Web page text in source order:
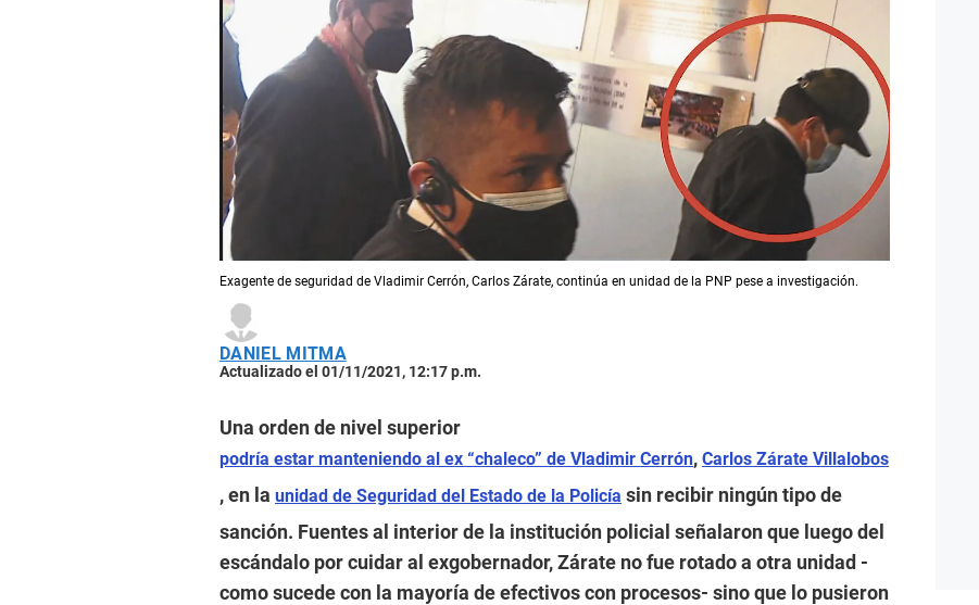
Exagente de seguridad de Vladimir Cerrón, Carlos Zárate, continúa en unidad de la PNP pese a investigación.
DANIEL MITMA
Actualizado el 01/11/2021, 12:17 p.m.
Una orden de nivel superior
podría estar manteniendo al ex “chaleco” de Vladimir Cerrón, Carlos Zárate Villalobos
, en la unidad de Seguridad del Estado de la Policía sin recibir ningún tipo de
sanción. Fuentes al interior de la institución policial señalaron que luego del
escándalo por cuidar al exgobernador, Zárate no fue rotado a otra unidad -
como sucede con la mayoría de efectivos con procesos- sino que lo pusieron